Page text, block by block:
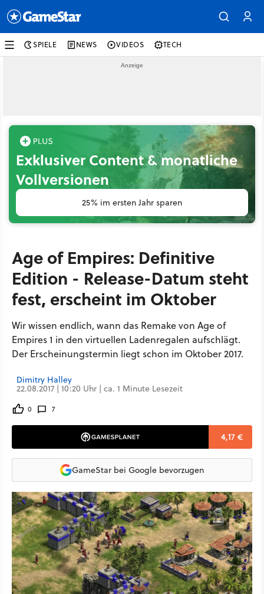
SPIELE NEWS VIDEOS TECH
Exklusiver Content & monatliche
Vollversionen
25% im ersten Jahr sparen
Age of Empires: Definitive
Edition - Release-Datum steht
fest, erscheint im Oktober
Wir wissen endlich, wann das Remake von Age of
Empires 1 in den virtuellen Ladenregalen aufschlägt.
Der Erscheinungstermin liegt schon im Oktober 2017.
Dimitry Halley
22.08.2017 | 10:20 Uhr | ca. 1 Minute Lesezeit
0 7
4,17 €
GameStar bei Google bevorzugen